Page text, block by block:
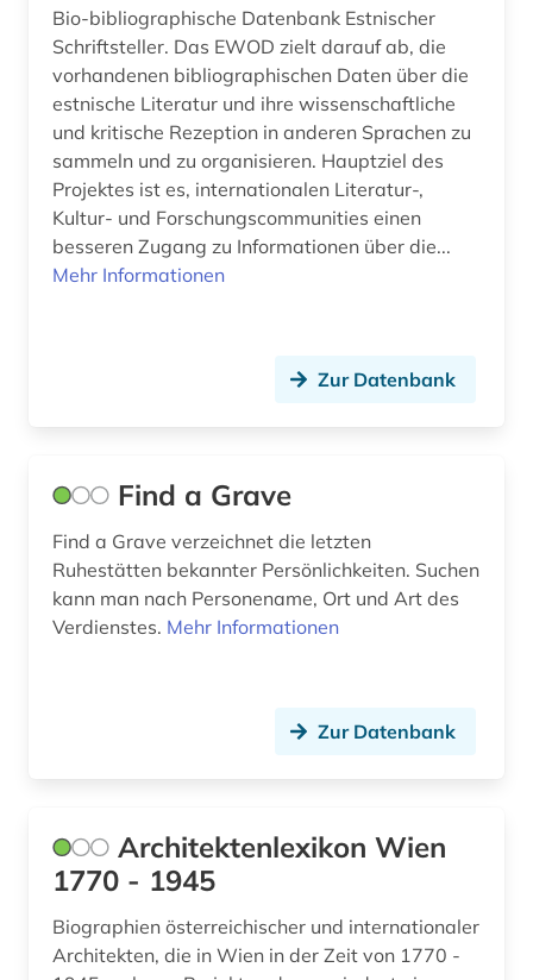
entscheidungsträger (1)
enzyklopädie (5)
eponym (1)
erfurt (1)
erzdiözese salzburg (1)
ethnologie (1)
europa (7)
europäische geistesgeschichte (1)
evangelische kirchengeschichte (1)
exil (1)
Bio-bibliographische Datenbank Estnischer
Schriftsteller. Das EWOD zielt darauf ab, die
vorhandenen bibliographischen Daten über die
estnische Literatur und ihre wissenschaftliche
und kritische Rezeption in anderen Sprachen zu
sammeln und zu organisieren. Hauptziel des
Projektes ist es, internationalen Literatur-,
Kultur- und Forschungscommunities einen
besseren Zugang zu Informationen über die...
Mehr Informationen
Zur Datenbank
Find a Grave
Find a Grave verzeichnet die letzten
Ruhestätten bekannter Persönlichkeiten. Suchen
kann man nach Personename, Ort und Art des
Verdienstes. Mehr Informationen
Zur Datenbank
Architektenlexikon Wien
1770 - 1945
Biographien österreichischer und internationaler
Architekten, die in Wien in der Zeit von 1770 -